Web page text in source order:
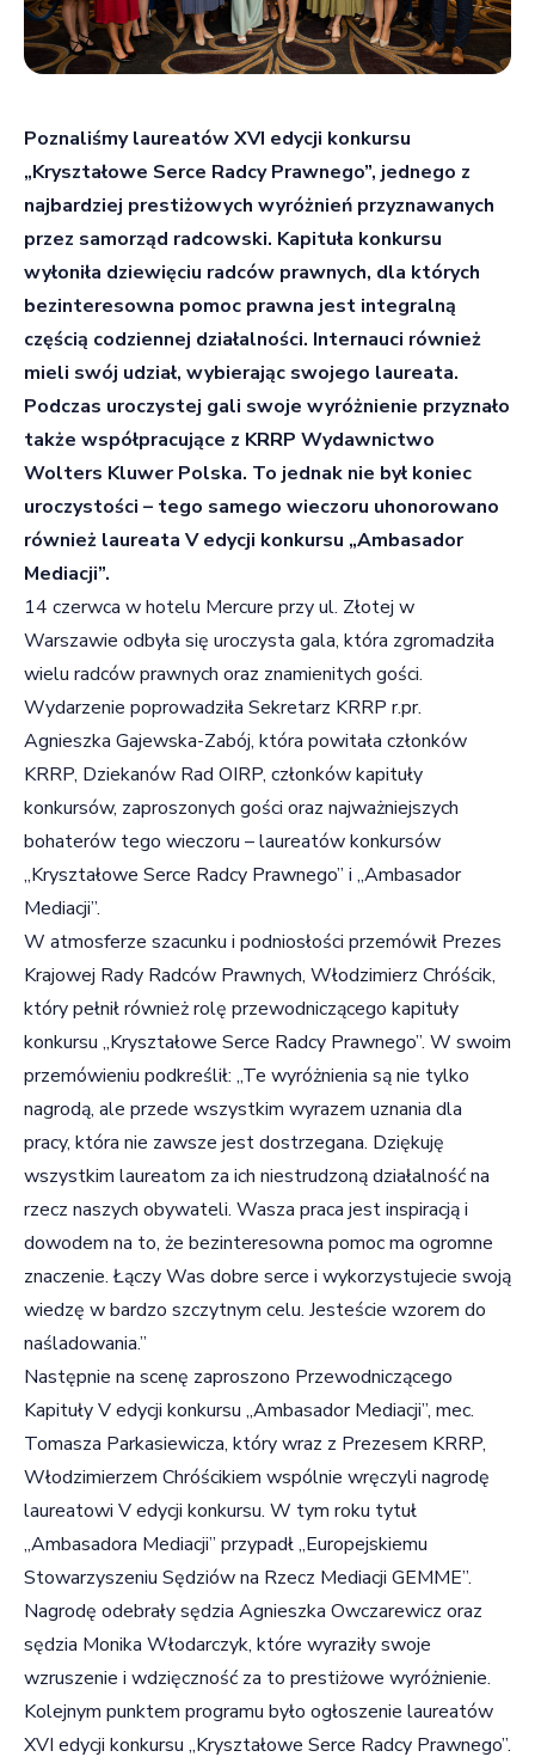
Poznaliśmy laureatów XVI edycji konkursu
„Kryształowe Serce Radcy Prawnego”, jednego z
najbardziej prestiżowych wyróżnień przyznawanych
przez samorząd radcowski. Kapituła konkursu
wyłoniła dziewięciu radców prawnych, dla których
bezinteresowna pomoc prawna jest integralną
częścią codziennej działalności. Internauci również
mieli swój udział, wybierając swojego laureata.
Podczas uroczystej gali swoje wyróżnienie przyznało
także współpracujące z KRRP Wydawnictwo
Wolters Kluwer Polska. To jednak nie był koniec
uroczystości – tego samego wieczoru uhonorowano
również laureata V edycji konkursu „Ambasador
Mediacji”.
14 czerwca w hotelu Mercure przy ul. Złotej w
Warszawie odbyła się uroczysta gala, która zgromadziła
wielu radców prawnych oraz znamienitych gości.
Wydarzenie poprowadziła Sekretarz KRRP r.pr.
Agnieszka Gajewska-Zabój, która powitała członków
KRRP, Dziekanów Rad OIRP, członków kapituły
konkursów, zaproszonych gości oraz najważniejszych
bohaterów tego wieczoru – laureatów konkursów
„Kryształowe Serce Radcy Prawnego” i „Ambasador
Mediacji”.
W atmosferze szacunku i podniosłości przemówił Prezes
Krajowej Rady Radców Prawnych, Włodzimierz Chróścik,
który pełnił również rolę przewodniczącego kapituły
konkursu „Kryształowe Serce Radcy Prawnego”. W swoim
przemówieniu podkreślił: „Te wyróżnienia są nie tylko
nagrodą, ale przede wszystkim wyrazem uznania dla
pracy, która nie zawsze jest dostrzegana. Dziękuję
wszystkim laureatom za ich niestrudzoną działalność na
rzecz naszych obywateli. Wasza praca jest inspiracją i
dowodem na to, że bezinteresowna pomoc ma ogromne
znaczenie. Łączy Was dobre serce i wykorzystujecie swoją
wiedzę w bardzo szczytnym celu. Jesteście wzorem do
naśladowania.”
Następnie na scenę zaproszono Przewodniczącego
Kapituły V edycji konkursu „Ambasador Mediacji”, mec.
Tomasza Parkasiewicza, który wraz z Prezesem KRRP,
Włodzimierzem Chróścikiem wspólnie wręczyli nagrodę
laureatowi V edycji konkursu. W tym roku tytuł
„Ambasadora Mediacji” przypadł „Europejskiemu
Stowarzyszeniu Sędziów na Rzecz Mediacji GEMME”.
Nagrodę odebrały sędzia Agnieszka Owczarewicz oraz
sędzia Monika Włodarczyk, które wyraziły swoje
wzruszenie i wdzięczność za to prestiżowe wyróżnienie.
Kolejnym punktem programu było ogłoszenie laureatów
XVI edycji konkursu „Kryształowe Serce Radcy Prawnego”.